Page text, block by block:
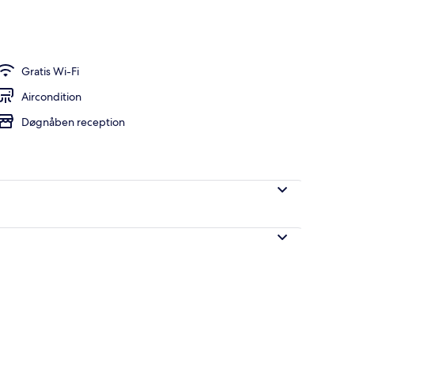
Gratis Wi-Fi
Aircondition
Døgnåben reception